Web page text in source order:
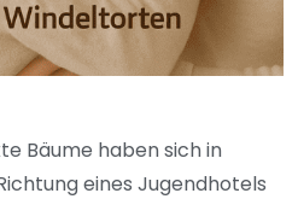
Bäume haben sich in
eines Jugendhotels